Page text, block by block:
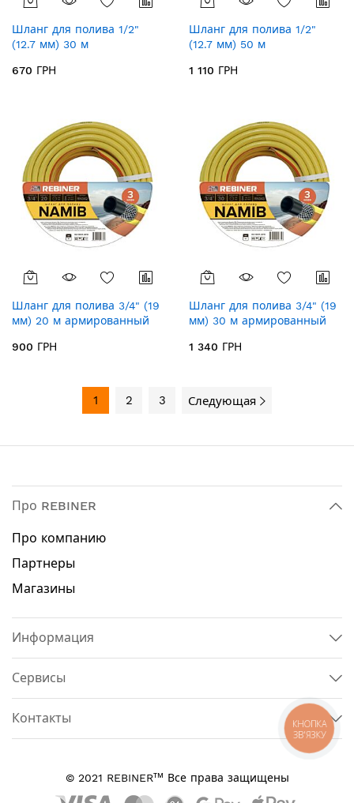
Шланг для полива 1/2"
(12.7 мм) 30 м
Namib RN123
670 ГРН
Шланг для полива 1/2"
(12.7 мм) 50 м
Namib RN125
1 110 ГРН
Шланг для полива 3/4" (19
мм) 20 м армированный
900 ГРН
Шланг для полива 3/4" (19
мм) 30 м армированный
1 340 ГРН
1 2 3 Следующая
Про REBINER
Про компанию
Партнеры
Магазины
Информация
Сервисы
Контакты
© 2021 REBINERтм Все права защищены
КНОПКА
ЗВ'ЯЗКУ